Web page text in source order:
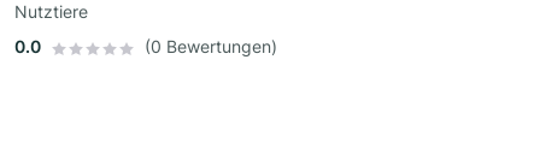
Nutztiere
0.0
(0 Bewertungen)